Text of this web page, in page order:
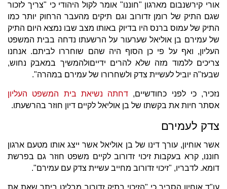
אורי קירשנבום מארגון "חוננו" אומר לקול היהודי כי "צריך לזכור
שגם התיק של רומן זדורוב וגם תיקים מהעבר הרחוק יותר כמו
התיק של עמוס ברנס היו בדיוק באותו מצב שבו נמצא היום התיק
של עמירם בן אוליאל שערעור על הרשעתו נדחה בבית המשפט
העליון, ואף על פי כן הסוף היה שהם שוחררו לביתם. אנחנו
צריכים ללמוד מזה שלא להרים ידייםולהמשיך במאבק נחוש,
שבעז"ה יוביל לעשיית צדק ולשחרורו של עמירם במהרה".
נזכיר, כי לפני כחודשיים, דחתה נשיאת בית המשפט העליון
אסתר חיות את בקשתו של בן אוליאל לקיים דיון חוזר בהרשעתו.
צדק לעמירם
אשר אוחיון, עורך דינו של בן אוליאל אשר ייצג אותו מטעם ארגון
חוננו, קרא בעקבות זיכוי זדורוב לקיים משפט חוזר גם בפרשת
דומא. לדבריו, "זיכוי זדורוב מחייב עשיית צדק עם עמירם".
עו"ד אוחיון הסביר כי "הזיכוי בתיק זדורוב מבליט ביתר שאת את